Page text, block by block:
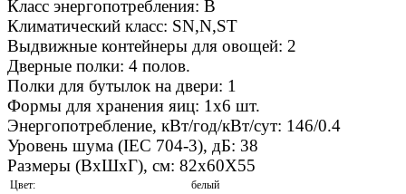
Класс энергопотребления: B
Климатический класс: SN,N,ST
Выдвижные контейнеры для овощей: 2
Дверные полки: 4 полов.
Полки для бутылок на двери: 1
Формы для хранения яиц: 1х6 шт.
Энергопотребление, кВт/год/кВт/сут: 146/0.4
Уровень шума (IEC 704-3), дБ: 38
Размеры (ВхШхГ), см: 82х60Х55
Цвет:
белый